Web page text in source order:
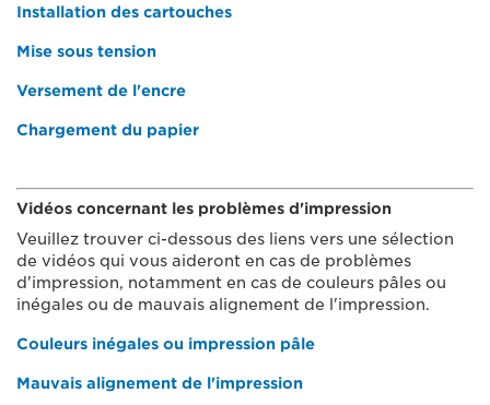
Installation des cartouches
Mise sous tension
Versement de l'encre
Chargement du papier
Vidéos concernant les problèmes d'impression
Veuillez trouver ci-dessous des liens vers une sélection
de vidéos qui vous aideront en cas de problèmes
d'impression, notamment en cas de couleurs pâles ou
inégales ou de mauvais alignement de l'impression.
Couleurs inégales ou impression pâle
Mauvais alignement de l'impression